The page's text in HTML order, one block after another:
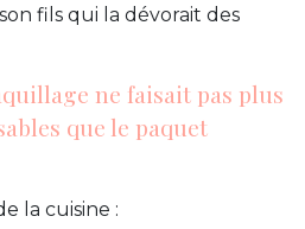
son fils qui la dévorait des
ne faisait pas plus
que le paquet
la cuisine :